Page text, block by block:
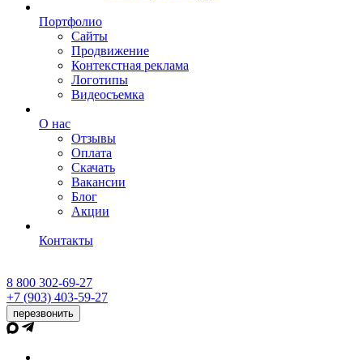
Портфолио
Сайты
Продвижение
Контекстная реклама
Логотипы
Видеосъемка
О нас
Отзывы
Оплата
Скачать
Вакансии
Блог
Акции
Контакты
8 800 302-69-27
+7 (903) 403-59-27
перезвонить